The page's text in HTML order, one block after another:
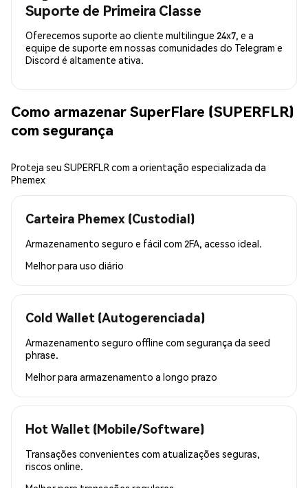
Suporte de Primeira Classe
Oferecemos suporte ao cliente multilingue 24x7, e a
equipe de suporte em nossas comunidades do Telegram e
Discord é altamente ativa.
Como armazenar SuperFlare (SUPERFLR)
com segurança
Proteja seu SUPERFLR com a orientação especializada da
Phemex
Carteira Phemex (Custodial)
Armazenamento seguro e fácil com 2FA, acesso ideal.
Melhor para uso diário
Cold Wallet (Autogerenciada)
Armazenamento seguro offline com segurança da seed
phrase.
Melhor para armazenamento a longo prazo
Hot Wallet (Mobile/Software)
Transações convenientes com atualizações seguras,
riscos online.